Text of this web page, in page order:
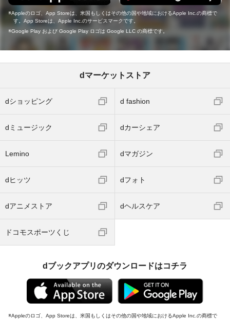
Appleのロゴ、App Storeは、米国もしくはその他の国や地域におけるApple Inc.の商標で
す。App Storeは、Apple Inc.のサービスマークです。
Google Play および Google Play ロゴは Google LLC の商標です。
dマーケットストア
dショッピング d fashion
dミュージック dカーシェア
Lemino dマガジン
dヒッツ dフォト
dアニメストア dヘルスケア
ドコモスポーツくじ
dブックアプリのダウンロードはコチラ
Appleのロゴ、App Storeは、米国もしくはその他の国や地域におけるApple Inc.の商標で